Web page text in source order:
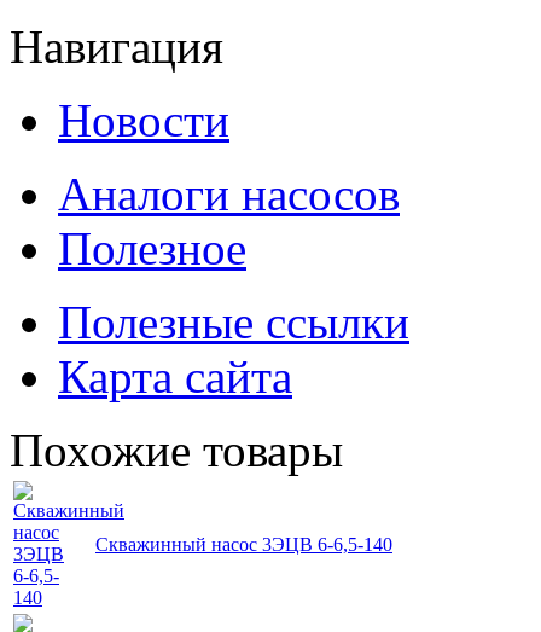
Навигация
Новости
Аналоги насосов
Полезное
Полезные ссылки
Карта сайта
Похожие товары
Скважинный насос 3ЭЦВ 6-6,5-140